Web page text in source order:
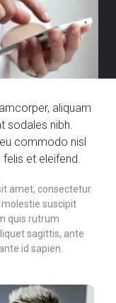
aliquam
sodales nibh.
commodo nisl
felis et eleifend.
amet, consectetur
molestie suscipit
quis rutrum
sagittis, ante
id sapien.